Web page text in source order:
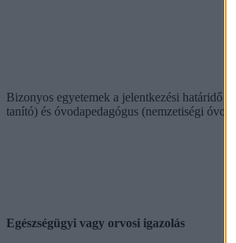
Bizonyos egyetemek a jelentkezési határidő
tanító) és óvodapedagógus (nemzetiségi
Egészségügyi vagy orvosi igazolás